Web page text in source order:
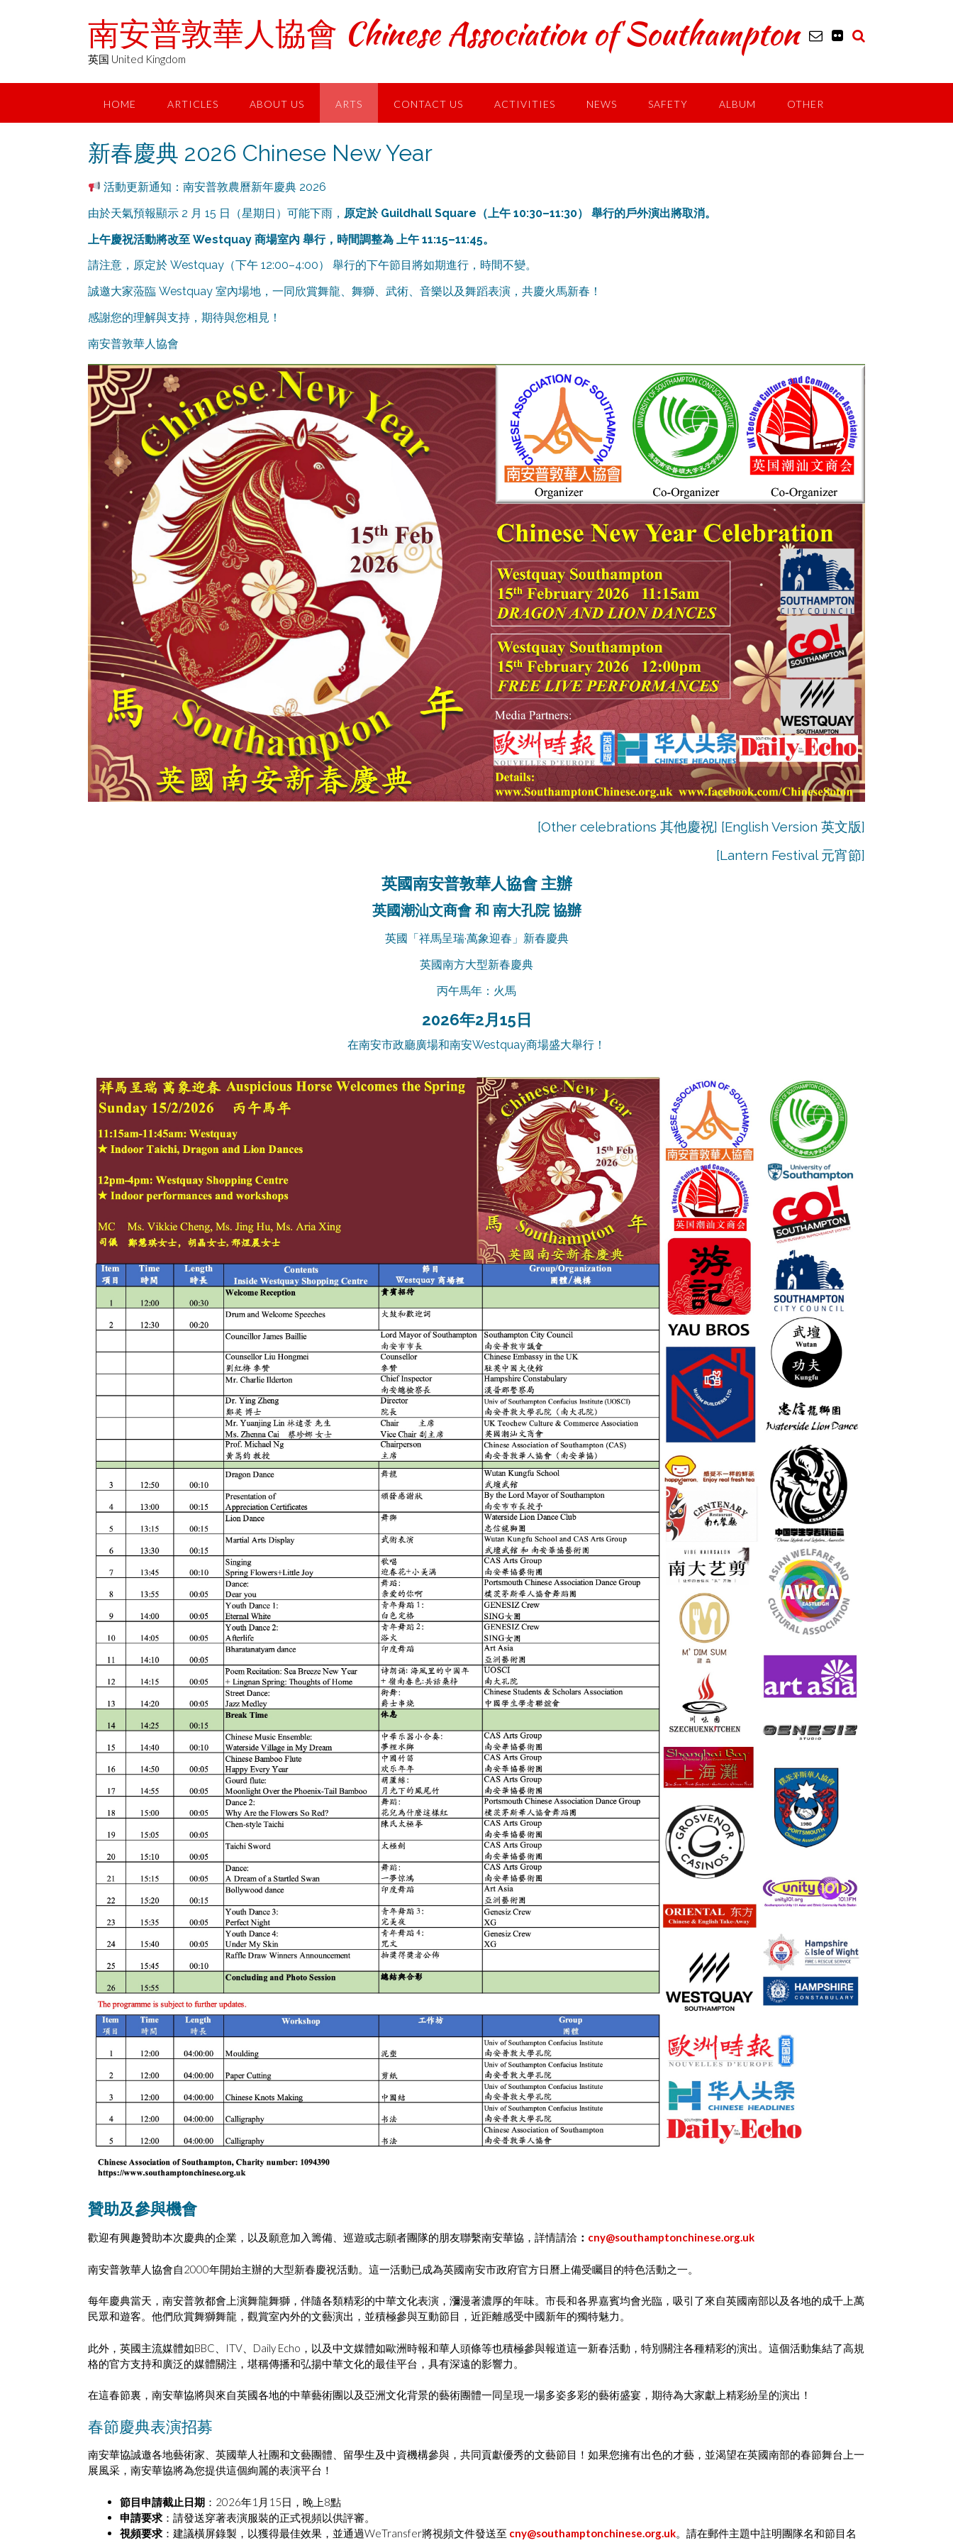
南安普敦華人協會 Chinese Association of Southampton
英国 United Kingdom
HOME ARTICLES ABOUT US ARTS CONTACT US ACTIVITIES NEWS SAFETY ALBUM OTHER
新春慶典 2026 Chinese New Year
活動更新通知：南安普敦農曆新年慶典 2026
由於天氣預報顯示 2 月 15 日（星期日）可能下雨， 原定於 Guildhall Square（上午 10:30–11:30） 舉行的戶外演出將取消。
上午慶祝活動將改至 Westquay 商場室內 舉行，時間調整為 上午 11:15–11:45。
請注意，原定於 Westquay（下午 12:00–4:00） 舉行的下午節目將如期進行，時間不變。
誠邀大家蒞臨 Westquay 室內場地，一同欣賞舞龍、舞獅、武術、音樂以及舞蹈表演，共慶火馬新春！
感謝您的理解與支持，期待與您相見！
南安普敦華人協會
[Other celebrations 其他慶祝] [English Version 英文版]
[Lantern Festival 元宵節]
英國南安普敦華人協會 主辦
英國潮汕文商會 和 南大孔院 協辦
英國「祥馬呈瑞·萬象迎春」新春慶典
英國南方大型新春慶典
丙午馬年：火馬
2026年2月15日
在南安市政廳廣場和南安Westquay商場盛大舉行！
贊助及參與機會
歡迎有興趣贊助本次慶典的企業，以及願意加入籌備、巡遊或志願者團隊的朋友聯繫南安華協，詳情請洽 ： cny@southamptonchinese.org.uk
南安普敦華人協會自2000年開始主辦的大型新春慶祝活動。這一活動已成為英國南安市政府官方日曆上備受矚目的特色活動之一。
每年慶典當天，南安普敦都會上演舞龍舞獅，伴隨各類精彩的中華文化表演，瀰漫著濃厚的年味。市長和各界嘉賓均會光臨，吸引了來自英國南部以及各地的成千上萬
民眾和遊客。他們欣賞舞獅舞龍，觀賞室內外的文藝演出，並積極參與互動節目，近距離感受中國新年的獨特魅力。
此外，英國主流媒體如BBC、ITV、Daily Echo，以及中文媒體如歐洲時報和華人頭條等也積極參與報道這一新春活動，特別關注各種精彩的演出。這個活動集結了高規
格的官方支持和廣泛的媒體關注，堪稱傳播和弘揚中華文化的最佳平台，具有深遠的影響力。
在這春節裏，南安華協將與來自英國各地的中華藝術團以及亞洲文化背景的藝術團體一同呈現一場多姿多彩的藝術盛宴，期待為大家獻上精彩紛呈的演出！
春節慶典表演招募
南安華協誠邀各地藝術家、英國華人社團和文藝團體、留學生及中資機構參與，共同貢獻優秀的文藝節目！如果您擁有出色的才藝，並渴望在英國南部的春節舞台上一
展風采，南安華協將為您提供這個絢麗的表演平台！
節目申請截止日期 ：2026年1月15日，晚上8點
申請要求 ：請發送穿著表演服裝的正式視頻以供評審。
視頻要求 ：建議橫屏錄製，以獲得最佳效果，並通過WeTransfer將視頻文件發送至 cny@southamptonchinese.org.uk。請在郵件主題中註明團隊名和節目名